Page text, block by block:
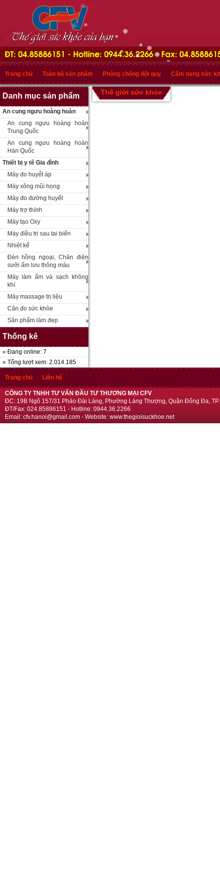
Trang chủ Toàn bộ sản phẩm Phòng chống đột quỵ Cẩm nang sức
Danh mục sản phẩm
An cung ngưu hoàng hoàn
An cung ngưu hoàng hoàn
Trung Quốc
An cung ngưu hoàng hoàn
Hàn Quốc
Thiết bị y tế Gia đình
Máy đo huyết áp
Máy xông mũi họng
Máy đo đường huyết
Máy trợ thính
Máy tạo Oxy
Máy điều trị sau tai biến
Nhiệt kế
Đèn hồng ngoại, Chăn điện
sưởi ấm lưu thông máu
Máy làm ẩm và sạch không
khí
Máy massage trị liệu
Cân đo sức khỏe
Sản phẩm làm đẹp
Thống kê
» Đang online: 7
» Tổng lượt xem: 2.014.185
Thế giới sức khỏe
Trang chủ Liên hệ
CÔNG TY TNHH TƯ VẤN ĐẦU TƯ THƯƠNG MẠI CFV
ĐC: 19B Ngõ 157/31 Pháo Đài Láng, Phường Láng Thượng, Quận Đống Đa,
ĐT/Fax: 024.85886151 - Hotline: 0944.36.2266
Email: cfv.hanoi@gmail.com - Website: www.thegioisuckhoe.net